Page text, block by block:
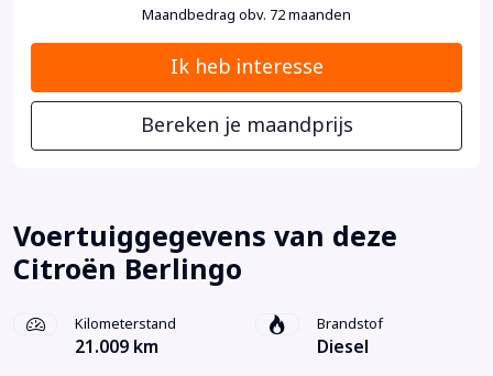
Maandbedrag obv. 72 maanden
Ik heb interesse
Bereken je maandprijs
Voertuiggegevens van deze
Citroën Berlingo
Kilometerstand
21.009 km
Brandstof
Diesel